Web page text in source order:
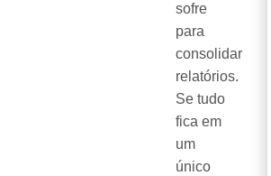
sofre
para
consolidar
relatórios.
Se tudo
fica em
um
único